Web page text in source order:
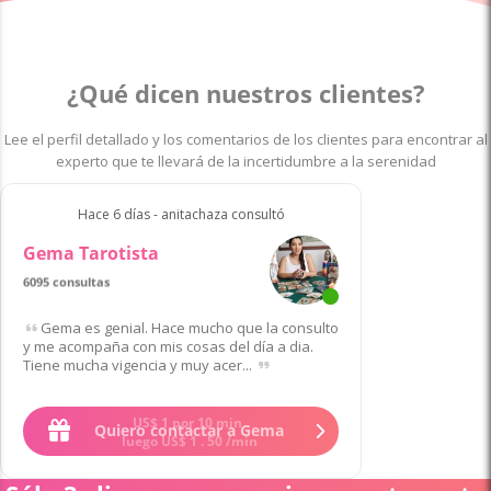
¿Qué dicen nuestros clientes?
Lee el perfil detallado y los comentarios de los clientes para encontrar al
experto que te llevará de la incertidumbre a la serenidad
Hace 6 días - anitachaza consultó
Gema Tarotista
6095 consultas
Gema es genial. Hace mucho que la consulto
y me acompaña con mis cosas del día a dia.
Tiene mucha vigencia y muy acer...
Quiero contactar a Gema
US$ 1 por 10 min
luegoUS$1.50 /min